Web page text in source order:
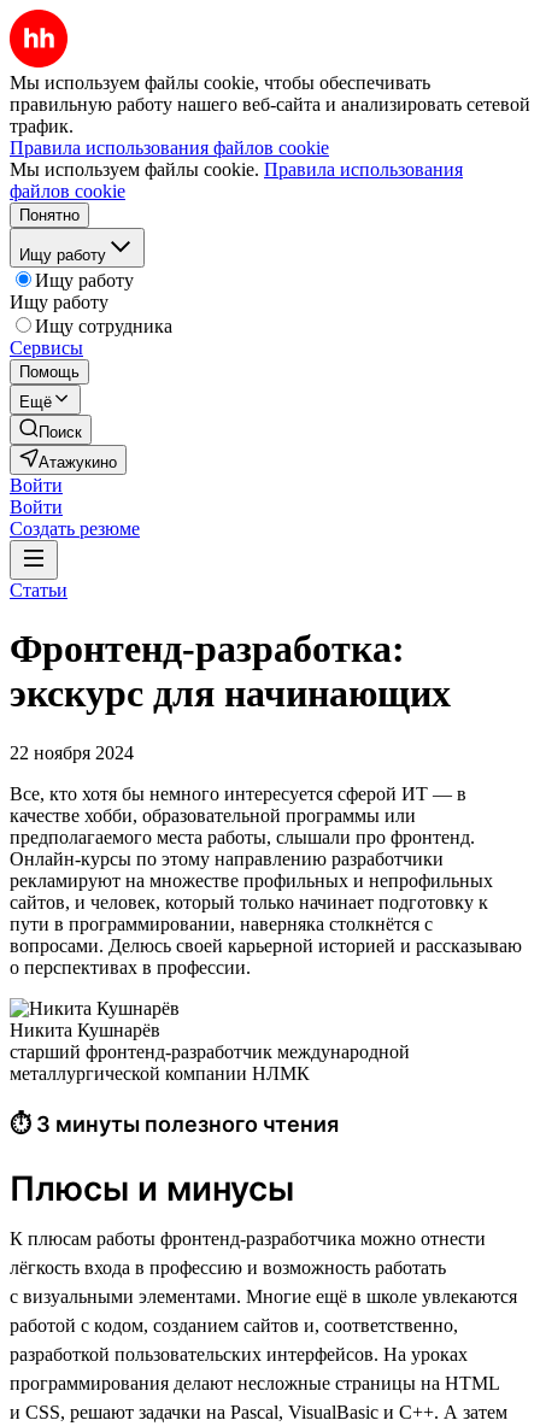
Мы используем файлы cookie, чтобы обеспечивать
правильную работу нашего веб-сайта и анализировать сетевой
трафик.
Правила использования файлов cookie
Мы используем файлы cookie. Правила использования
файлов cookie
Понятно
Ищу работу
Ищу работу
Ищу работу
Ищу сотрудника
Сервисы
Помощь
Ещё
Поиск
Атажукино
Войти
Войти
Создать резюме
Статьи
Фронтенд-разработка:
экскурс для начинающих
22 ноября 2024
Все, кто хотя бы немного интересуется сферой ИТ — в
качестве хобби, образовательной программы или
предполагаемого места работы, слышали про фронтенд.
Онлайн-курсы по этому направлению разработчики
рекламируют на множестве профильных и непрофильных
сайтов, и человек, который только начинает подготовку к
пути в программировании, наверняка столкнётся с
вопросами. Делюсь своей карьерной историей и рассказываю
о перспективах в профессии.
Никита Кушнарёв
старший фронтенд-разработчик международной
металлургической компании НЛМК
⏱ 3 минуты полезного чтения
Плюсы и минусы
К плюсам работы фронтенд-разработчика можно отнести
лёгкость входа в профессию и возможность работать
с визуальными элементами. Многие ещё в школе увлекаются
работой с кодом, созданием сайтов и, соответственно,
разработкой пользовательских интерфейсов. На уроках
программирования делают несложные страницы на HTML
и CSS, решают задачки на Pascal, VisualBasic и C++. А затем